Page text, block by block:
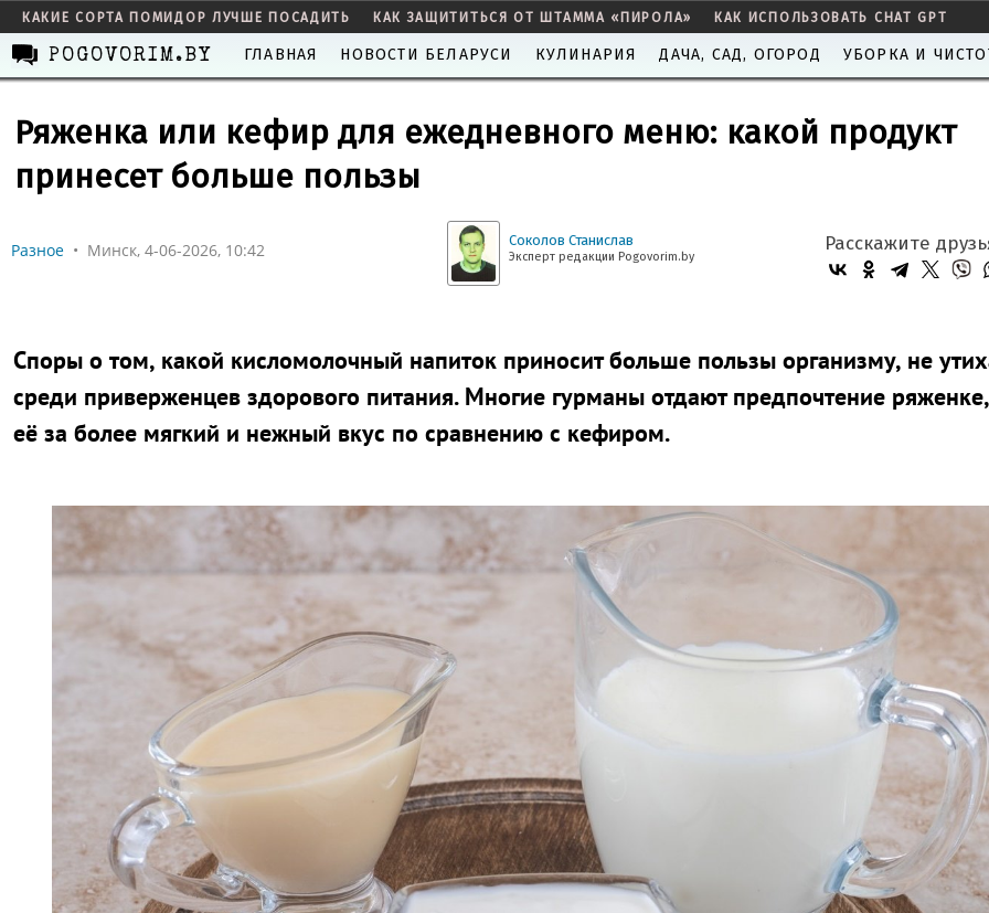
КАКИЕ СОРТА ПОМИДОР ЛУЧШЕ ПОСАДИТЬ КАК ЗАЩИТИТЬСЯ ОТ ШТАММА «ПИРОЛА» КАК ИСПОЛЬЗОВАТЬ CHAT GPT
POGOVORIM.BY ГЛАВНАЯ НОВОСТИ БЕЛАРУСИ КУЛИНАРИЯ ДАЧА, САД, ОГОРОД УБОРКА И
Ряженка или кефир для ежедневного меню: какой продукт
принесет больше пользы
Разное • Минск, 4-06-2026, 10:42 Соколов Станислав
Эксперт редакции Pogovorim.by
Расскажите
Споры о том, какой кисломолочный напиток приносит больше пользы организму, не
среди приверженцев здорового питания. Многие гурманы отдают предпочтение
её за более мягкий и нежный вкус по сравнению с кефиром.